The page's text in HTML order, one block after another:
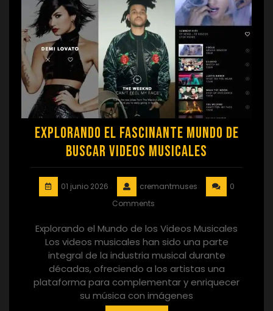
Explorando el Fascinante Mundo de
Buscar Videos Musicales
01 junio 2026 cremantmuses
0
Comments
Explorando el Mundo de los Videos Musicales
Los videos musicales han sido una parte
integral de la industria musical durante
décadas, ofreciendo a los artistas una
plataforma para complementar y enriquecer
su música con imágenes